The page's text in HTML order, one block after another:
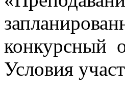
конкурсный
Условия